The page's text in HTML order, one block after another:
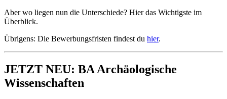
Aber wo liegen nun die Unterschiede? Hier das Wichtigste im
Überblick.
Übrigens: Die Bewerbungsfristen findest du hier.
JETZT NEU: BA Archäologische
Wissenschaften